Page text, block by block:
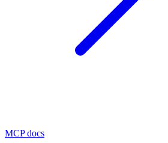
MCP docs